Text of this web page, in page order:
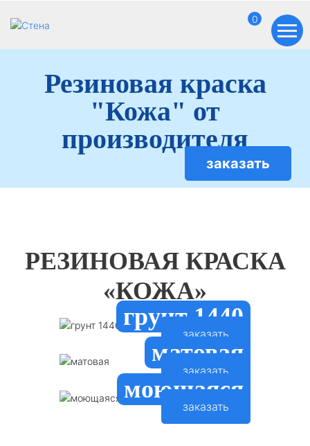
0
Резиновая краска
"Кожа" от
производителя
заказать
РЕЗИНОВАЯ КРАСКА
«КОЖА»
грунт 1440
заказать
матовая
заказать
моющаяся
заказать